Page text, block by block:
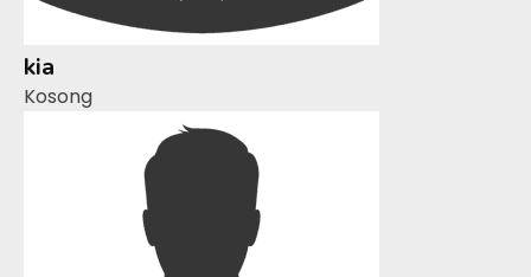
kia
Kosong